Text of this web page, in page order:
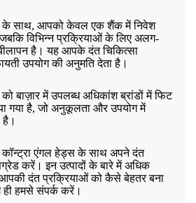
के साथ, आपको केवल एक शैंक में निवेश
विभिन्न प्रक्रियाओं के लिए अलग-
है। यह आपके दंत चिकित्सा
उपयोग की अनुमति देता है।
बाज़ार में उपलब्ध अधिकांश ब्रांडों में फिट
गया है, जो अनुकूलता और उपयोग में
है।
कॉन्ट्रा एंगल हेड्स के साथ अपने दंत
करें। इन उत्पादों के बारे में अधिक
दंत प्रक्रियाओं को कैसे बेहतर बना
हमसे संपर्क करें।